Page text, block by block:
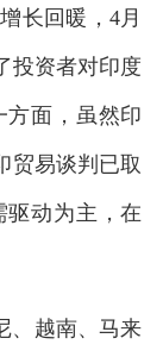
长回暖，4月
投资者对印度
方面，虽然印
贸易谈判已取
驱动为主，在
、越南、马来